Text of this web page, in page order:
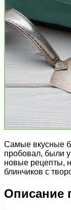
Самые вкусные
пробовал, были
новые рецепты,
блинчиков с
Описание